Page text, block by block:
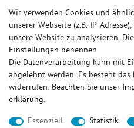
Das Internetportal für
Ersatzrohr und Auspuffzubehör.
FOX, REMUS, FSW, FRIEDRICH
sportauspuff sportkat fox racing
rennsportanlage
vorschalldämpfer
* gilt für Lieferungen innerhalb
Wir verwenden Cookies und
unserer Webseite (z.B. IP-
unsere Website zu analysieren.
Einstellungen benennen.
Die Datenverarbeitung kann mit
abgelehnt werden. Es besteht
widerrufen. Beachten Sie unser
erklärung.
Essenziell
Statistik